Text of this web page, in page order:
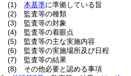
(1)
本基準に準拠している旨
(2)
監査等の種類
(3)
監査等の対象
(4)
監査等の着眼点
(5)
監査等の主な実施内容
(6)
監査等の実施場所及び日程
(7)
監査等の結果
(8)
その他必要と認める事項